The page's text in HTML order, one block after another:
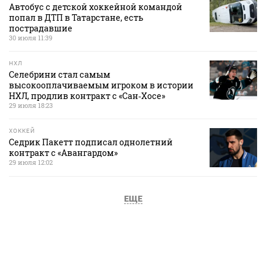
Автобус с детской хоккейной командой
попал в ДТП в Татарстане, есть
пострадавшие
30 июля 11:39
НХЛ
Селебрини стал самым
высокооплачиваемым игроком в истории
НХЛ, продлив контракт с «Сан‑Хосе»
29 июля 18:23
ХОККЕЙ
Седрик Пакетт подписал однолетний
контракт с «Авангардом»
29 июля 12:02
ЕЩЕ